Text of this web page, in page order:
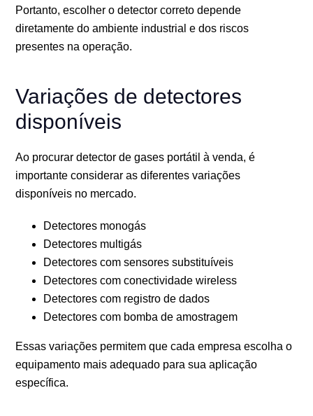
Portanto, escolher o detector correto depende
diretamente do ambiente industrial e dos riscos
presentes na operação.
Variações de detectores
disponíveis
Ao procurar detector de gases portátil à venda, é
importante considerar as diferentes variações
disponíveis no mercado.
Detectores monogás
Detectores multigás
Detectores com sensores substituíveis
Detectores com conectividade wireless
Detectores com registro de dados
Detectores com bomba de amostragem
Essas variações permitem que cada empresa escolha o
equipamento mais adequado para sua aplicação
específica.